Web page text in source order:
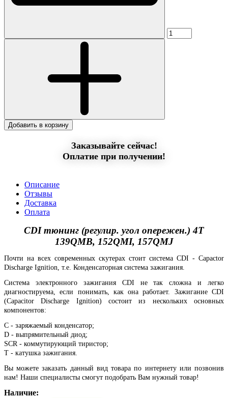
Добавить в корзину
Заказывайте сейчас!
Оплатие при получении!
Описание
Отзывы
Доставка
Оплата
CDI тюнинг (регулир. угол опережен.) 4T
139QMB, 152QMI, 157QMJ
Почти на всех современных скутерах стоит система CDI - Capactor
Discharge Ignition, т.е. Конденсаторная система зажигания.
Система электронного зажигания CDI не так сложна и легко
диагностируема, если понимать, как она работает. Зажигание CDI
(Capacitor Discharge Ignition) состоит из нескольких основных
компонентов:
C - заряжаемый конденсатор;
D - выпрямительный диод;
SCR - коммутирующий тиристор;
T - катушка зажигания.
Вы можете заказать данный вид товара по интернету или позвонив
нам! Наши специалисты смогут подобрать Вам нужный товар!
Наличие: